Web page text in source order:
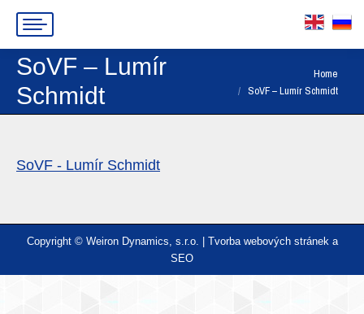
SoVF – Lumír
Schmidt
Home
SoVF – Lumír Schmidt
SoVF - Lumír Schmidt
Copyright © Weiron Dynamics, s.r.o. | Tvorba webových stráneka
SEO